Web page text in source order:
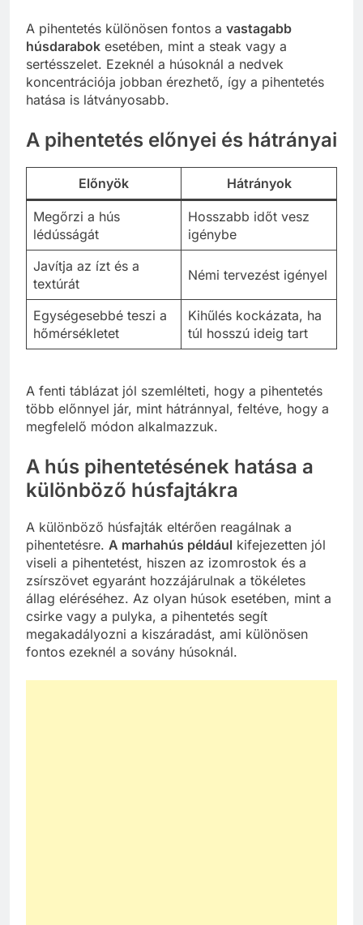
A pihentetés különösen fontos a vastagabb
húsdarabok esetében, mint a steak vagy a
sertésszelet. Ezeknél a húsoknál a nedvek
koncentrációja jobban érezhető, így a pihentetés
hatása is látványosabb.
A pihentetés előnyei és hátrányai
Előnyök Hátrányok
Megőrzi a hús
lédússágát
Hosszabb időt vesz
igénybe
Javítja az ízt és a
textúrát
Némi tervezést igényel
Egységesebbé teszi a
hőmérsékletet
Kihűlés kockázata, ha
túl hosszú ideig tart
A fenti táblázat jól szemlélteti, hogy a pihentetés
több előnnyel jár, mint hátránnyal, feltéve, hogy a
megfelelő módon alkalmazzuk.
A hús pihentetésének hatása a
különböző húsfajtákra
A különböző húsfajták eltérően reagálnak a
pihentetésre. A marhahús például kifejezetten jól
viseli a pihentetést, hiszen az izomrostok és a
zsírszövet egyaránt hozzájárulnak a tökéletes
állag eléréséhez. Az olyan húsok esetében, mint a
csirke vagy a pulyka, a pihentetés segít
megakadályozni a kiszáradást, ami különösen
fontos ezeknél a sovány húsoknál.